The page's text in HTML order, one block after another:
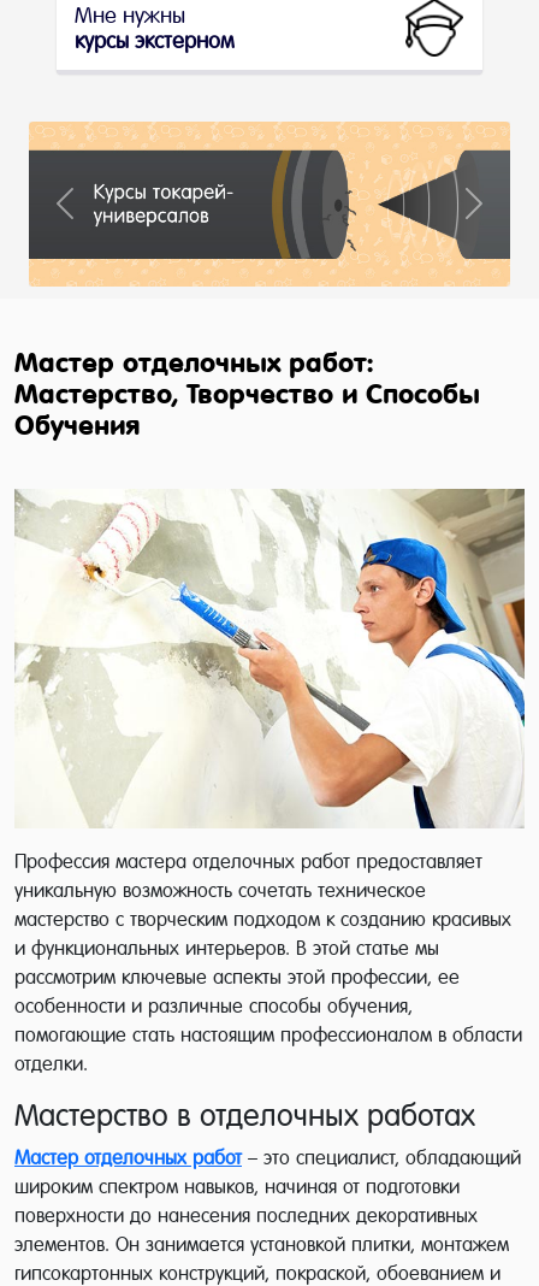
Мне нужны
курсы экстерном
Previous Next
Мастер отделочных работ:
Мастерство, Творчество и Способы
Обучения
Профессия мастера отделочных работ предоставляет
уникальную возможность сочетать техническое
мастерство с творческим подходом к созданию красивых
и функциональных интерьеров. В этой статье мы
рассмотрим ключевые аспекты этой профессии, ее
особенности и различные способы обучения,
помогающие стать настоящим профессионалом в области
отделки.
Мастерство в отделочных работах
Мастер отделочных работ– это специалист, обладающий
широким спектром навыков, начиная от подготовки
поверхности до нанесения последних декоративных
элементов. Он занимается установкой плитки, монтажем
гипсокартонных конструкций, покраской, обоеванием и